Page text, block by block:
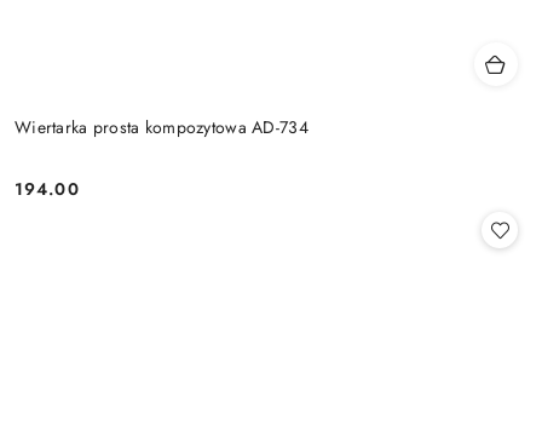
Wiertarka prosta kompozytowa AD-734
Cena:
194.00